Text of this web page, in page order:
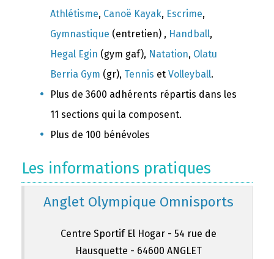
Athlétisme, Canoë Kayak, Escrime,
Gymnastique (entretien) , Handball,
Hegal Egin (gym gaf), Natation, Olatu
Berria Gym (gr), Tennis et Volleyball.
Plus de 3600 adhérents répartis dans les
11 sections qui la composent.
Plus de 100 bénévoles
Les informations pratiques
Anglet Olympique Omnisports
Centre Sportif El Hogar - 54 rue de
Hausquette - 64600 ANGLET